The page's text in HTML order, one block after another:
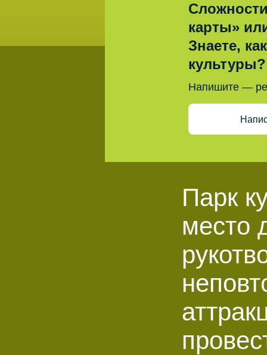
карты»
Знаете,
культуры?
Напишите —
Парк
место